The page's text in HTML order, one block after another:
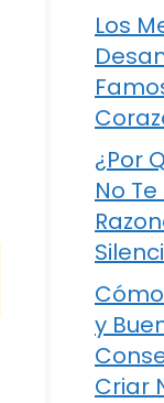
Los
¿Por
No
y
Criar